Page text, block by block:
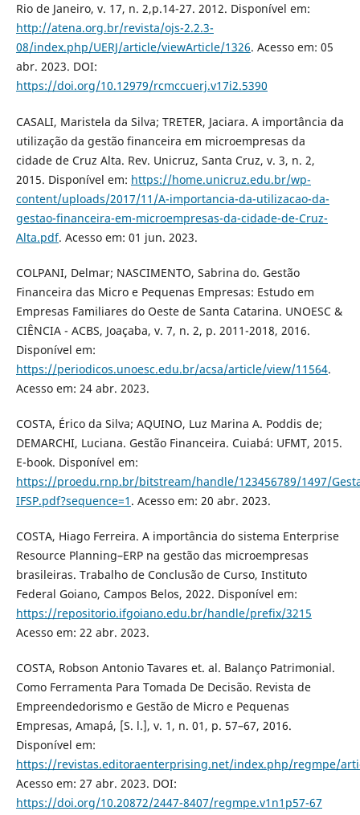
Rio de Janeiro, v. 17, n. 2,p.14-27. 2012. Disponível em:
http://atena.org.br/revista/ojs-2.2.3-
08/index.php/UERJ/article/viewArticle/1326. Acesso em: 05
abr. 2023. DOI:
https://doi.org/10.12979/rcmccuerj.v17i2.5390
CASALI, Maristela da Silva; TRETER, Jaciara. A importância da
utilização da gestão financeira em microempresas da
cidade de Cruz Alta. Rev. Unicruz, Santa Cruz, v. 3, n. 2,
2015. Disponível em: https://home.unicruz.edu.br/wp-
content/uploads/2017/11/A-importancia-da-utilizacao-da-
gestao-financeira-em-microempresas-da-cidade-de-Cruz-
Alta.pdf. Acesso em: 01 jun. 2023.
COLPANI, Delmar; NASCIMENTO, Sabrina do. Gestão
Financeira das Micro e Pequenas Empresas: Estudo em
Empresas Familiares do Oeste de Santa Catarina. UNOESC &
CIÊNCIA - ACBS, Joaçaba, v. 7, n. 2, p. 2011-2018, 2016.
Disponível em:
https://periodicos.unoesc.edu.br/acsa/article/view/11564.
Acesso em: 24 abr. 2023.
COSTA, Érico da Silva; AQUINO, Luz Marina A. Poddis de;
DEMARCHI, Luciana. Gestão Financeira. Cuiabá: UFMT, 2015.
E-book. Disponível em:
https://proedu.rnp.br/bitstream/handle/123456789/1497/
IFSP.pdf?sequence=1 . Acesso em: 20 abr. 2023.
COSTA, Hiago Ferreira. A importância do sistema Enterprise
Resource Planning–ERP na gestão das microempresas
brasileiras. Trabalho de Conclusão de Curso, Instituto
Federal Goiano, Campos Belos, 2022. Disponível em:
https://repositorio.ifgoiano.edu.br/handle/prefix/3215
Acesso em: 22 abr. 2023.
COSTA, Robson Antonio Tavares et. al. Balanço Patrimonial.
Como Ferramenta Para Tomada De Decisão. Revista de
Empreendedorismo e Gestão de Micro e Pequenas
Empresas, Amapá, [S. l.], v. 1, n. 01, p. 57–67, 2016.
Disponível em:
https://revistas.editoraenterprising.net/index.php/regmpe/
Acesso em: 27 abr. 2023. DOI:
https://doi.org/10.20872/2447-8407/regmpe.v1n1p57-67